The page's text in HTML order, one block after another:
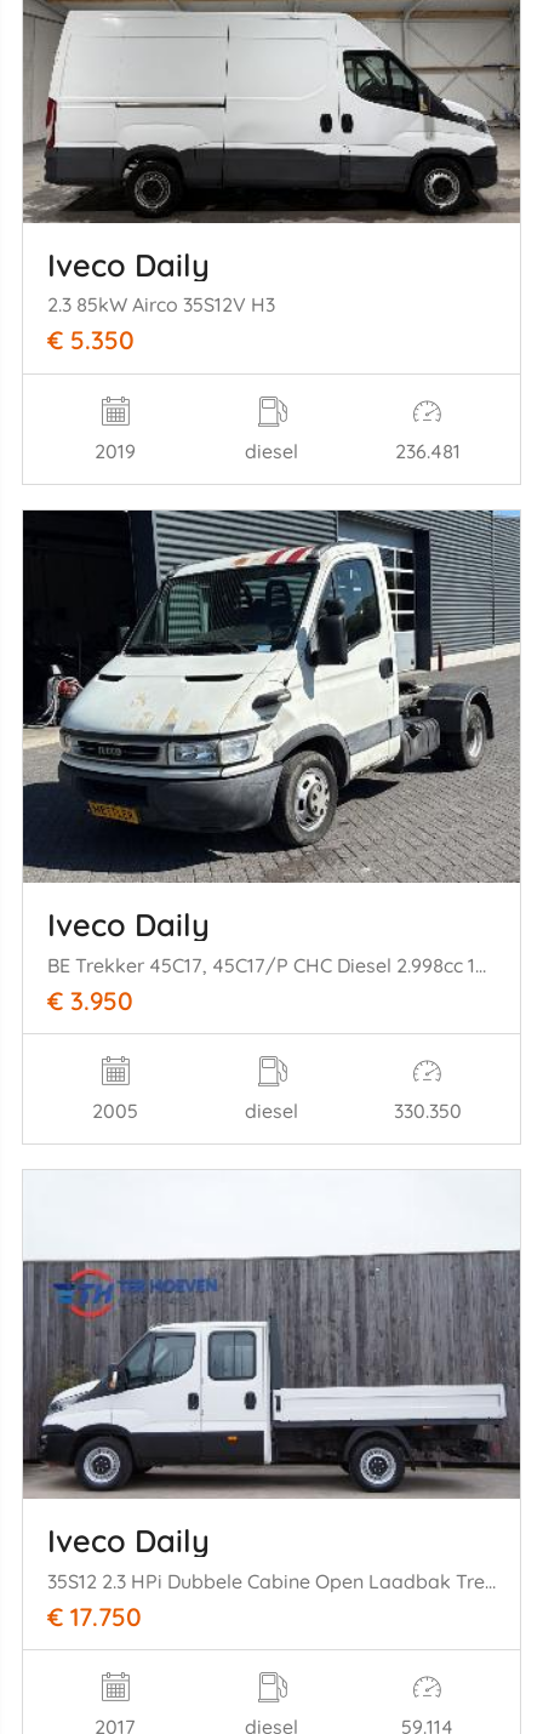
Iveco Daily
2.3 85kW Airco 35S12V H3
€ 5.350
2019 diesel 236.481
Iveco Daily
BE Trekker 45C17, 45C17/P CHC Diesel 2.998cc 125kW (170pk) RWD
€ 3.950
2005 diesel 330.350
Iveco Daily
35S12 2.3 HPi Dubbele Cabine Open Laadbak Trekhaak 85KW Euro 6
€ 17.750
2017 diesel 59.114